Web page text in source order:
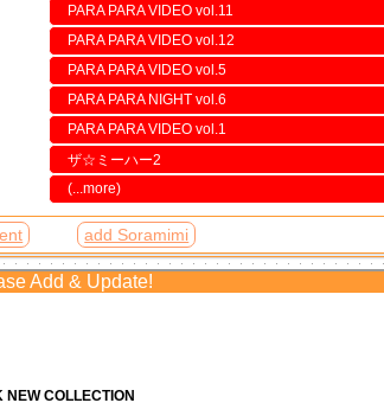
PARA PARA VIDEO vol.11
PARA PARA VIDEO vol.12
PARA PARA VIDEO vol.5
PARA PARA NIGHT vol.6
PARA PARA VIDEO vol.1
ザ☆ミーハー2
(...more)
add Soramimi
Add & Update!
NEW COLLECTION